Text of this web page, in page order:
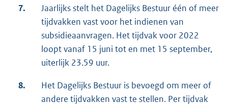
7.
Jaarlijks stelt het Dagelijks Bestuur één of meer
tijdvakken vast voor het indienen van
subsidieaanvragen. Het tijdvak voor 2022
loopt vanaf 15 juni tot en met 15 september,
uiterlijk 23.59 uur.
8.
Het Dagelijks Bestuur is bevoegd om meer of
andere tijdvakken vast te stellen. Per tijdvak